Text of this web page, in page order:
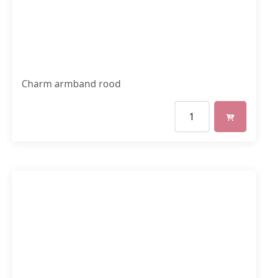
Charm armband rood